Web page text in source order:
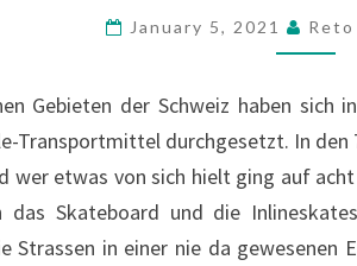
E
R
–
L
I
F
January 5, 2021
Gebieten der Schweiz haben
Transportmittel durchgesetzt. In den
wer etwas von sich hielt ging auf
das Skateboard und die
Strassen in einer nie da gewesenen